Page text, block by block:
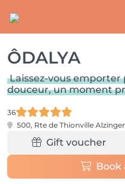
ÔDALYA
Laissez-vous
douceur, un moment
36
500, Rte de Thionville
Gift voucher